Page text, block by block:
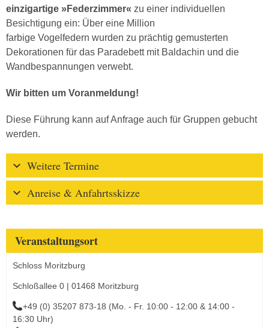
einzigartige »Federzimmer« zu einer individuellen
Besichtigung ein: Über eine Million
farbige Vogelfedern wurden zu prächtig gemusterten
Dekorationen für das Paradebett mit Baldachin und die
Wandbespannungen verwebt.
Wir bitten um Voranmeldung!
Diese Führung kann auf Anfrage auch für Gruppen gebucht
werden.
Weitere Termine
Anreise & Anfahrtsskizze
Veranstaltungsort
Schloss Moritzburg
Schloßallee 0 | 01468 Moritzburg
+49 (0) 35207 873-18 (Mo. - Fr. 10:00 - 12:00 & 14:00 -
16:30 Uhr)